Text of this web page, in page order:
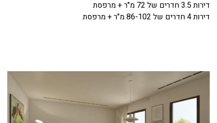
דירות 3.5 חדרים של 72 מ"ר + מרפסת
דירות 4 חדרים של 86-102 מ"ר + מרפסת